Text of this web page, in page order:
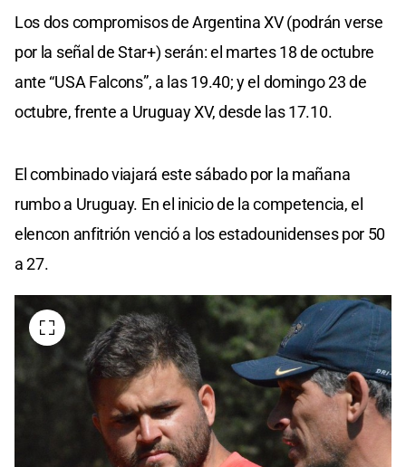
Los dos compromisos de Argentina XV (podrán verse
por la señal de Star+) serán: el martes 18 de octubre
ante “USA Falcons”, a las 19.40; y el domingo 23 de
octubre, frente a Uruguay XV, desde las 17.10.
El combinado viajará este sábado por la mañana
rumbo a Uruguay. En el inicio de la competencia, el
elencon anfitrión venció a los estadounidenses por 50
a 27.